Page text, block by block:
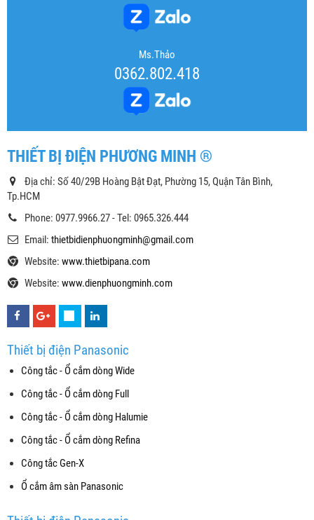
Ms.Thảo
0362.802.418
THIẾT BỊ ĐIỆN PHƯƠNG MINH ®
Địa chỉ: Số 40/29B Hoàng Bật Đạt, Phường 15, Quận Tân Bình,
Tp.HCM
Phone: 0977.9966.27 - Tel: 0965.326.444
Email: thietbidienphuongminh@gmail.com
Website: www.thietbipana.com
Website: www.dienphuongminh.com
Thiết bị điện Panasonic
Công tắc - Ổ cắm dòng Wide
Công tắc - Ổ cắm dòng Full
Công tắc - Ổ cắm dòng Halumie
Công tắc - Ổ cắm dòng Refina
Công tắc Gen-X
Ổ cắm âm sàn Panasonic